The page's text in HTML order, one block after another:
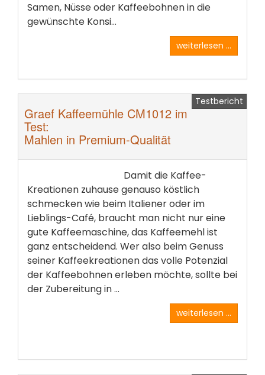
Samen, Nüsse oder Kaffeebohnen in die
gewünschte Konsi...
weiterlesen ...
Testbericht
Graef Kaffeemühle CM1012 im
Test:
Mahlen in Premium-Qualität
Damit die Kaffee-
Kreationen zuhause genauso köstlich
schmecken wie beim Italiener oder im
Lieblings-Café, braucht man nicht nur eine
gute Kaffeemaschine, das Kaffeemehl ist
ganz entscheidend. Wer also beim Genuss
seiner Kaffeekreationen das volle Potenzial
der Kaffeebohnen erleben möchte, sollte bei
der Zubereitung in ...
weiterlesen ...